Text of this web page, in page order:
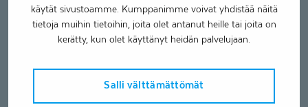
käytät sivustoamme. Kumppanimme voivat yhdistää näitä
tietoja muihin tietoihin, joita olet antanut heille tai joita on
kerätty, kun olet käyttänyt heidän palvelujaan.
Salli välttämättömät